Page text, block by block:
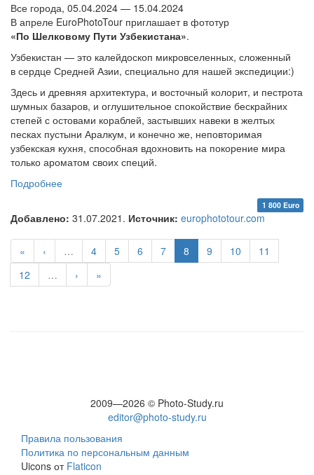
Все города, 05.04.2024 — 15.04.2024
В апреле EuroPhotoTour приглашает в фототур
«По Шелковому Пути Узбекистана».
Узбекистан — это калейдоскоп микровселенных, сложенный
в сердце Средней Азии, специально для нашей экспедиции:)
Здесь и древняя архитектура, и восточный колорит, и пестрота
шумных базаров, и оглушительное спокойствие бескрайних
степей с остовами кораблей, застывших навеки в желтых
песках пустыни Аралкум, и конечно же, неповторимая
узбекская кухня, способная вдохновить на покорение мира
только ароматом своих специй.
Подробнее
1 800 Euro
Добавлено: 31.07.2021. Источник: europhototour.com
« ‹ … 4 5 6 7 8 9 10
11
12
… › »
2009—2026 © Photo-Study.ru
editor@photo-study.ru
Правила пользования
Политика по персональным данным
Uicons от Flaticon